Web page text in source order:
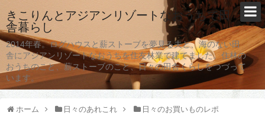
きこりんとアジアンリゾートなおうちで田
舎暮らし
2014年春。ログハウスと薪ストーブを夢見る夫と、海のない田
舎にアジアンリゾートなおうちを住友林業で建てました。住林の
おうちのこと、薪ストーブのこと、日々の田舎くらしをつづって
います。
ホーム 日々のあれこれ 日々のお買いものレポ